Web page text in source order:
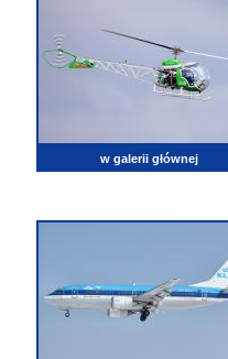
w galerii głównej